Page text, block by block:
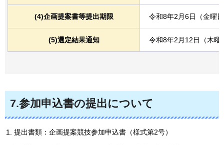
(4)企画提案書等提出期限 令和8年2月6日（金曜
(5)選定結果通知 令和8年2月12日（木曜
7.参加申込書の提出について
提出書類：企画提案競技参加申込書（様式第2号）